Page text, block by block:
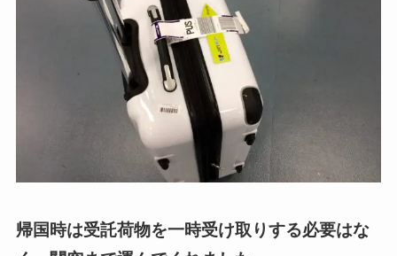
帰国時は受託荷物を一時受け取りする必要はな